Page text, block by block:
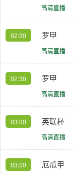
高清直播
02:30 罗甲
高清直播
02:30 罗甲
高清直播
03:00 英联杯
高清直播
03:00 厄瓜甲